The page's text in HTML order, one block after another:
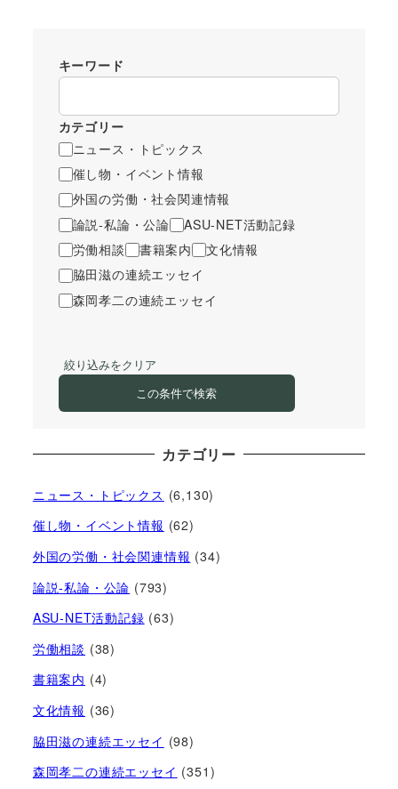
キーワード
カテゴリー
ニュース・トピックス
催し物・イベント情報
外国の労働・社会関連情報
論説-私論・公論
ASU-NET活動記録
労働相談
書籍案内
文化情報
脇田滋の連続エッセイ
森岡孝二の連続エッセイ
絞り込みをクリア
この条件で検索
カテゴリー
ニュース・トピックス (6,130)
催し物・イベント情報 (62)
外国の労働・社会関連情報 (34)
論説-私論・公論 (793)
ASU-NET活動記録 (63)
労働相談 (38)
書籍案内 (4)
文化情報 (36)
脇田滋の連続エッセイ (98)
森岡孝二の連続エッセイ (351)